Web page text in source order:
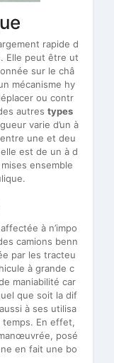
rapide d
Elle peut être ut
sur le châ
mécanisme hy
ou contr
autres types
varie d’un à
une et deu
est de un à d
ensemble
à n’impo
camions benn
par les tracteu
à grande c
maniabilité car
que soit la dif
à ses utilisa
En effet,
posé
en fait une bo